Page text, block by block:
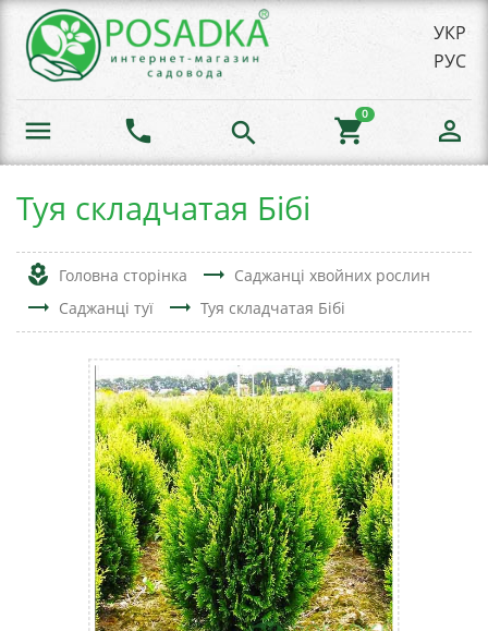
УКР
РУС
menu phone search shopping_cart
0
person_outline
Туя складчатая Бібі
local_florist Головна сторінка trending_flat Саджанці хвойних рослин
trending_flat Саджанці туї trending_flat Туя складчатая Бібі